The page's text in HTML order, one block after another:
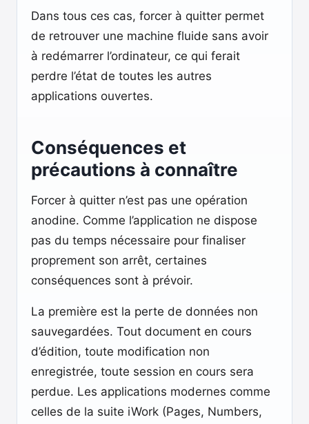
Dans tous ces cas, forcer à quitter permet
de retrouver une machine fluide sans avoir
à redémarrer l’ordinateur, ce qui ferait
perdre l’état de toutes les autres
applications ouvertes.
Conséquences et
précautions à connaître
Forcer à quitter n’est pas une opération
anodine. Comme l’application ne dispose
pas du temps nécessaire pour finaliser
proprement son arrêt, certaines
conséquences sont à prévoir.
La première est la perte de données non
sauvegardées. Tout document en cours
d’édition, toute modification non
enregistrée, toute session en cours sera
perdue. Les applications modernes comme
celles de la suite iWork (Pages, Numbers,